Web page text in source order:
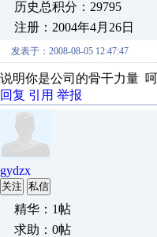
历史总积分：29795
注册：2004年4月26日
发表于：2008-08-05 12:47:47
说明你是公司的骨干力量 呵
回复 引用 举报
gydzx
关注 私信
精华：1帖
求助：0帖